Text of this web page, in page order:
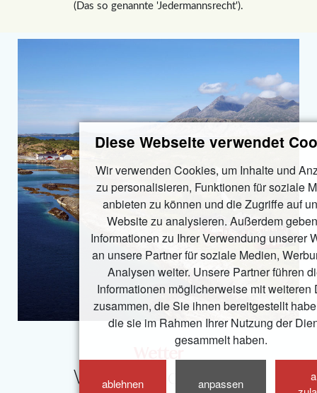
Diese Webseite verwendet
Wir verwenden Cookies, um Inhalte und
zu personalisieren, Funktionen für soziale
anbieten zu können und die Zugriffe auf
Website zu analysieren. Außerdem
Informationen zu Ihrer Verwendung unserer
an unsere Partner für soziale Medien,
Analysen weiter. Unsere Partner führen
Informationen möglicherweise mit weiteren
zusammen, die Sie ihnen bereitgestellt
die sie im Rahmen Ihrer Nutzung der
gesammelt haben.
ablehnen anpassen
(Das so genannte 'Jedermannsrecht').
Wetter in Norwegen